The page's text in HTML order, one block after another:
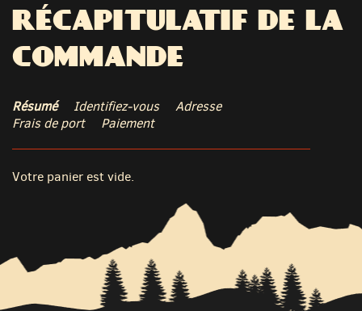
RÉCAPITULATIF DE LA
COMMANDE
Résumé Identifiez-vous
Adresse
Frais de port
Paiement
Votre panier est vide.